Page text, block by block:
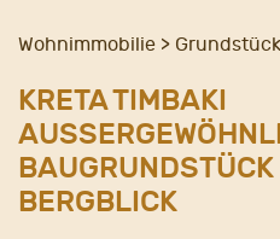
Wohnimmobilie >
KRETA TIMBAKI
AUGRUNDSTÜCK
ERGBLICK